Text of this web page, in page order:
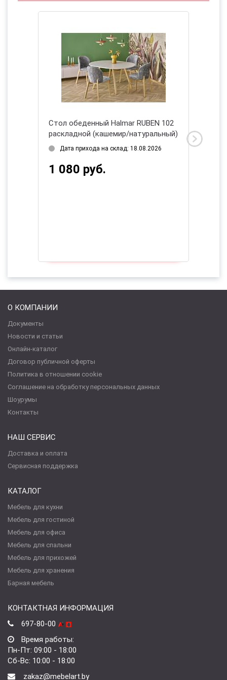
Стол обеденный Halmar RUBEN 102
раскладной (кашемир/натуральный)
Дата прихода на склад: 18.08.2026
1 080 руб.
О КОМПАНИИ
Документы
Новости и статьи
Онлайн-каталог
Договор публичной оферты
Политика в отношении cookie
Соглашение на обработку персональных данных
Шоурумы
Контакты
НАШ СЕРВИС
Доставка и оплата
Сервисная поддержка
КАТАЛОГ
Мебель для кухни
Мебель для гостиной
Мебель для офиса
Мебель для спальни
Мебель для прихожей
Мебель для хранения
Барная мебель
КОНТАКТНАЯ ИНФОРМАЦИЯ
697-80-00
Время работы:
Пн-Пт: 09:00 - 18:00
Сб-Вс: 10:00 - 18:00
zakaz@mebelart.by